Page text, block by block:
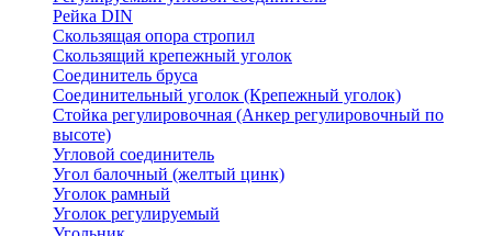
Рейка DIN
Скользящая опора стропил
Скользящий крепежный уголок
Соединитель бруса
Соединительный уголок (Крепежный уголок)
Стойка регулировочная (Анкер регулировочный по
высоте)
Угловой соединитель
Угол балочный (желтый цинк)
Уголок рамный
Уголок регулируемый